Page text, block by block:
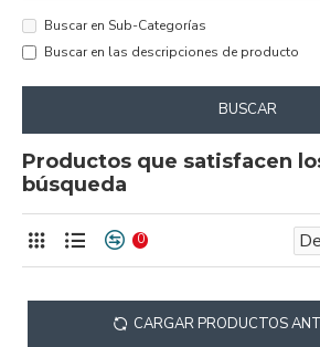
Buscar en Sub-Categorías
Buscar en las descripciones de producto
BUSCAR
Productos que satisfacen
búsqueda
0
CARGAR PRODUCTOS